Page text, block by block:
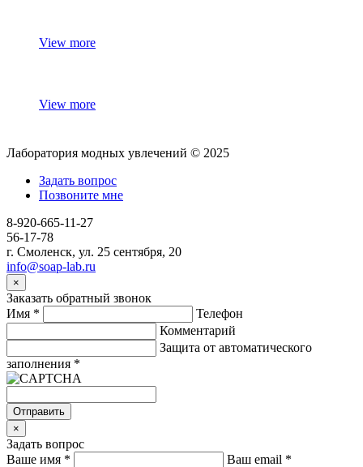
View more
View more
Лаборатория модных увлечений © 2025
Задать вопрос
Позвоните мне
8-920-665-11-27
56-17-78
г. Смоленск, ул. 25 сентября, 20
info@soap-lab.ru
×
Заказать обратный звонок
Имя *
Телефон
Комментарий
Защита от автоматического
заполнения *
Отправить
×
Задать вопрос
Ваше имя * Ваш email *